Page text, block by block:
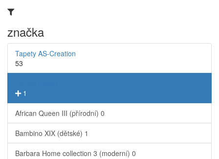
značka
Tapety AS-Creation
53
1
African Queen III (přírodní) 0
Bambino XIX (dětské) 1
Barbara Home collection 3 (moderní) 0